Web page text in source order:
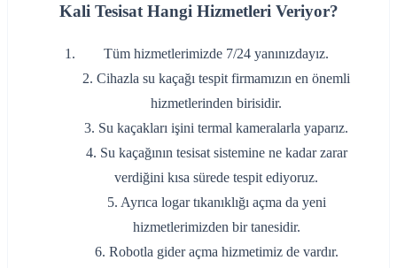
Kali Tesisat Hangi Hizmetleri Veriyor?
Tüm hizmetlerimizde 7/24 yanınızdayız.
2. Cihazla su kaçağı tespit firmamızın en önemli
hizmetlerinden birisidir.
3. Su kaçakları işini termal kameralarla yaparız.
4. Su kaçağının tesisat sistemine ne kadar zarar
verdiğini kısa sürede tespit ediyoruz.
5. Ayrıca logar tıkanıklığı açma da yeni
hizmetlerimizden bir tanesidir.
6. Robotla gider açma hizmetimiz de vardır.